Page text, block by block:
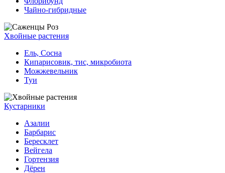
Чайно-гибридные
Хвойные растения
Ель, Сосна
Кипарисовик, тис, микробиота
Можжевельник
Туи
Кустарники
Азалии
Барбарис
Бересклет
Вейгела
Гортензия
Дёрен